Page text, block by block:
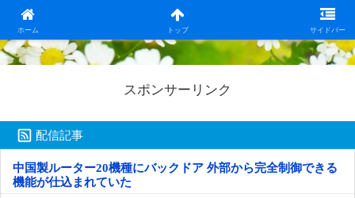
ホーム トップ サイドバー
日本第一！ニュース録
スポンサーリンク
配信記事
中国製ルーター20機種にバックドア 外部から完全制御できる
機能が仕込まれていた